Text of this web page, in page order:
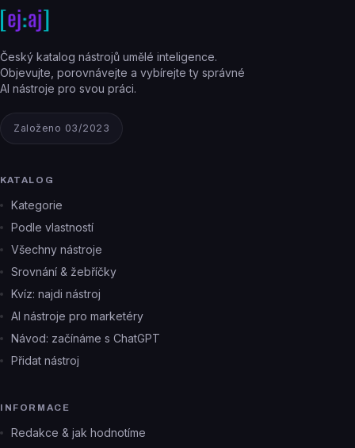
Český katalog nástrojů umělé inteligence.
Objevujte, porovnávejte a vybírejte ty správné
AI nástroje pro svou práci.
Založeno 03/2023
KATALOG
Kategorie
Podle vlastností
Všechny nástroje
Srovnání & žebříčky
Kvíz: najdi nástroj
AI nástroje pro marketéry
Návod: začínáme s ChatGPT
Přidat nástroj
INFORMACE
Redakce & jak hodnotíme